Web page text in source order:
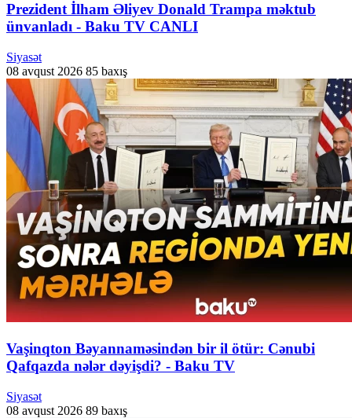
Prezident İlham Əliyev Donald Trampa məktub
ünvanladı - Baku TV CANLI
Siyasət
08 avqust 2026 85 baxış
Vaşinqton Bəyannaməsindən bir il ötür: Cənubi
Qafqazda nələr dəyişdi? - Baku TV
Siyasət
08 avqust 2026 89 baxış